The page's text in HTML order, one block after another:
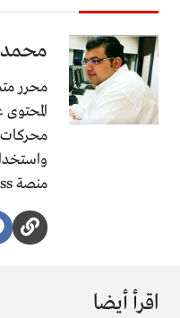
محمد
محرر
منصة WordPress.
اقرأ أيضا